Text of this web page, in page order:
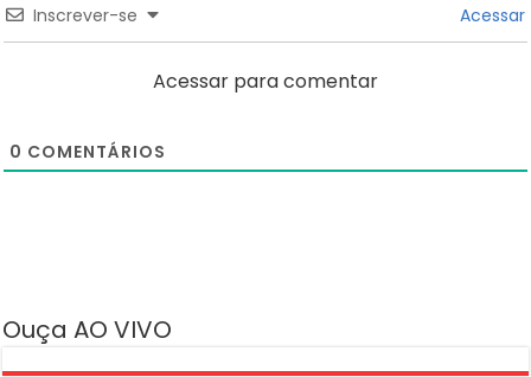
Inscrever-se Acessar
Acessar para comentar
0 COMENTÁRIOS
Ouça AO VIVO